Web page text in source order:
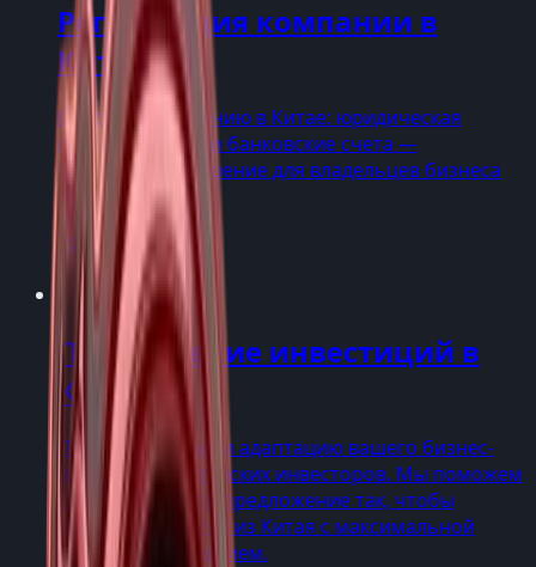
Регистрация компании в
Китае
Откройте компанию в Китае: юридическая
структура, визы и банковские счета —
упрощённое решение для владельцев бизнеса
из США.
Услуги→
Привлечение инвестиций в
Китае
Проведите аудит и адаптацию вашего бизнес-
проекта для китайских инвесторов. Мы поможем
структурировать предложение так, чтобы
привлечь капитал из Китая с максимальной
ясностью и доверием.